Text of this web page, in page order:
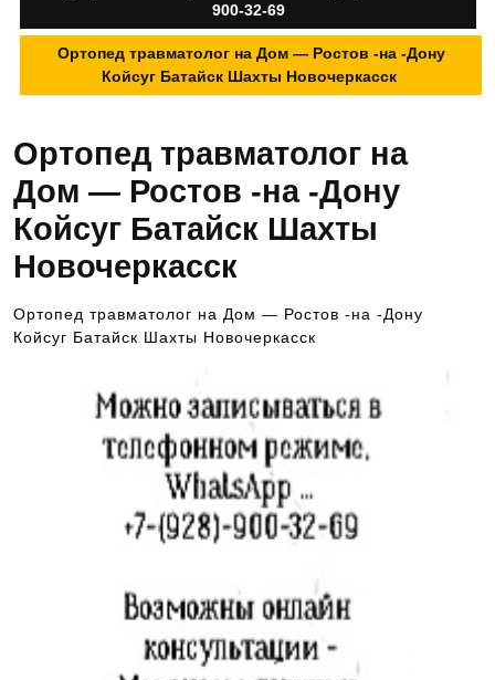
900-32-69
Ортопед травматолог на Дом — Ростов -на -Дону
Койсуг Батайск Шахты Новочеркасск
Ортопед травматолог на
Дом — Ростов -на -Дону
Койсуг Батайск Шахты
Новочеркасск
Ортопед травматолог на Дом — Ростов -на -Дону
Койсуг Батайск Шахты Новочеркасск